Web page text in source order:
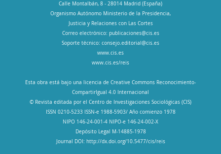
Calle Montalbán, 8 - 28014 Madrid (España)
Organismo Autónomo Ministerio de la Presidencia,
Justicia y Relaciones con Las Cortes
Correo electrónico: publicaciones@cis.es
Soporte técnico: consejo.editorial@cis.es
www.cis.es
www.cis.es/reis
Esta obra está bajo una licencia de Creative Commons Reconocimiento-
CompartirIgual 4.0 Internacional
© Revista editada por el Centro de Investigaciones Sociológicas (CIS)
ISSN 0210-5233 ISSN-e 1988-5903/ Año comienzo 1978
NIPO 146-24-001-4 NIPO-e 146-24-002-X
Depósito Legal M-14885-1978
Journal DOI: http://dx.doi.org/10.5477/cis/reis